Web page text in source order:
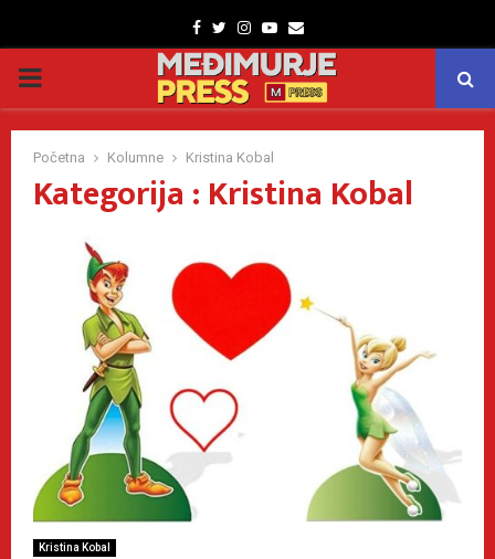
Facebook
TwitterInstagram
Youtube
Email
PRIMARY
MENU
Početna Kolumne Kristina Kobal
Kategorija : Kristina Kobal
Kristina Kobal